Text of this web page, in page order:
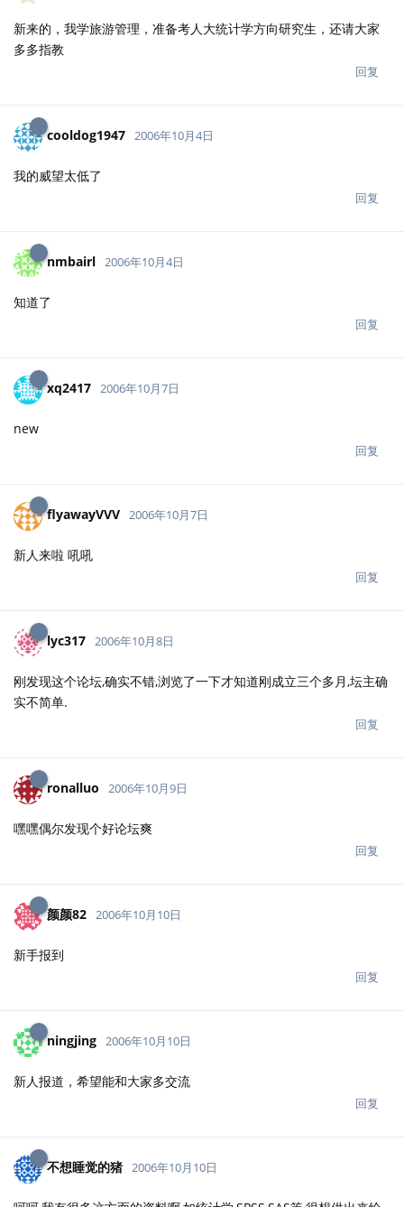
新来的，我学旅游管理，准备考人大统计学方向研究生，还请大家
多多指教
回复
cooldog1947 2006年10月4日
我的威望太低了
回复
nmbairl 2006年10月4日
知道了
回复
xq2417 2006年10月7日
new
回复
flyawayVVV 2006年10月7日
新人来啦 吼吼
回复
lyc317 2006年10月8日
刚发现这个论坛,确实不错,浏览了一下才知道刚成立三个多月,坛主确
实不简单.
回复
ronalluo 2006年10月9日
嘿嘿偶尔发现个好论坛爽
回复
颜颜82 2006年10月10日
新手报到
回复
ningjing 2006年10月10日
新人报道，希望能和大家多交流
回复
不想睡觉的猪 2006年10月10日